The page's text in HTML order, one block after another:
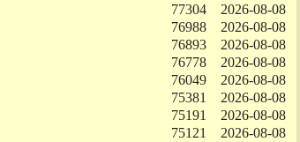
77304
2026-08-08
76988
2026-08-08
76893
2026-08-08
76778
2026-08-08
76049
2026-08-08
75381
2026-08-08
75191
2026-08-08
75121
2026-08-08